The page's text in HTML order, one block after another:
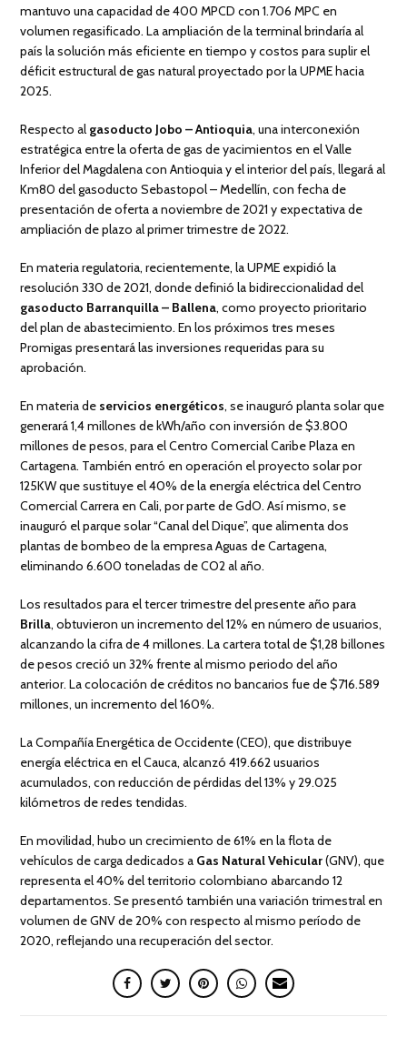
mantuvo una capacidad de 400 MPCD con 1.706 MPC en
volumen regasificado. La ampliación de la terminal brindaría al
país la solución más eficiente en tiempo y costos para suplir el
déficit estructural de gas natural proyectado por la UPME hacia
2025.
Respecto al gasoducto Jobo – Antioquia, una interconexión
estratégica entre la oferta de gas de yacimientos en el Valle
Inferior del Magdalena con Antioquia y el interior del país, llegará al
Km80 del gasoducto Sebastopol – Medellín, con fecha de
presentación de oferta a noviembre de 2021 y expectativa de
ampliación de plazo al primer trimestre de 2022.
En materia regulatoria, recientemente, la UPME expidió la
resolución 330 de 2021, donde definió la bidireccionalidad del
gasoducto Barranquilla – Ballena, como proyecto prioritario
del plan de abastecimiento. En los próximos tres meses
Promigas presentará las inversiones requeridas para su
aprobación.
En materia de servicios energéticos, se inauguró planta solar que
generará 1,4 millones de kWh/año con inversión de $3.800
millones de pesos, para el Centro Comercial Caribe Plaza en
Cartagena. También entró en operación el proyecto solar por
125KW que sustituye el 40% de la energía eléctrica del Centro
Comercial Carrera en Cali, por parte de GdO. Así mismo, se
inauguró el parque solar “Canal del Dique”, que alimenta dos
plantas de bombeo de la empresa Aguas de Cartagena,
eliminando 6.600 toneladas de CO2 al año.
Los resultados para el tercer trimestre del presente año para
Brilla, obtuvieron un incremento del 12% en número de usuarios,
alcanzando la cifra de 4 millones. La cartera total de $1,28 billones
de pesos creció un 32% frente al mismo periodo del año
anterior. La colocación de créditos no bancarios fue de $716.589
millones, un incremento del 160%.
La Compañía Energética de Occidente (CEO), que distribuye
energía eléctrica en el Cauca, alcanzó 419.662 usuarios
acumulados, con reducción de pérdidas del 13% y 29.025
kilómetros de redes tendidas.
En movilidad, hubo un crecimiento de 61% en la flota de
vehículos de carga dedicados a Gas Natural Vehicular(GNV), que
representa el 40% del territorio colombiano abarcando 12
departamentos. Se presentó también una variación trimestral en
volumen de GNV de 20% con respecto al mismo período de
2020, reflejando una recuperación del sector.